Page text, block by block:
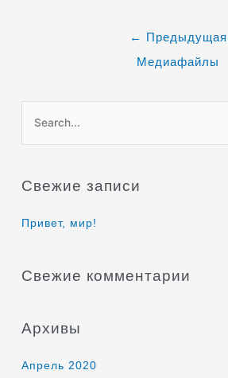
←
Предыдущая
Медиафайлы
о
с
Свежие записи
Привет, мир!
Свежие комментарии
Архивы
Апрель 2020